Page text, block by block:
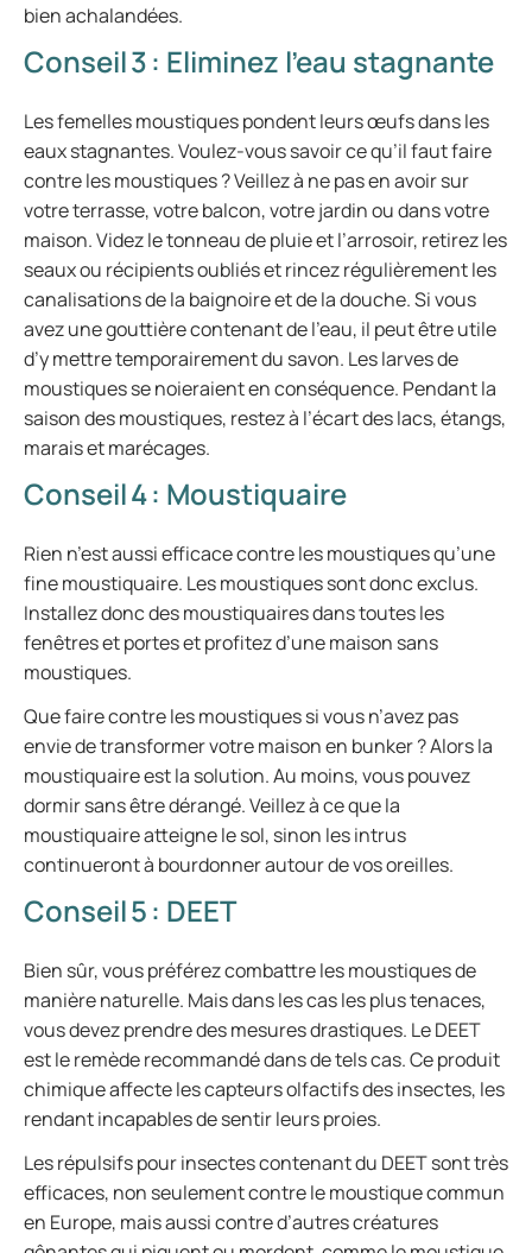
bien achalandées.
Conseil 3 : Eliminez l’eau stagnante
Les femelles moustiques pondent leurs œufs dans les
eaux stagnantes. Voulez-vous savoir ce qu’il faut faire
contre les moustiques ? Veillez à ne pas en avoir sur
votre terrasse, votre balcon, votre jardin ou dans votre
maison. Videz le tonneau de pluie et l’arrosoir, retirez les
seaux ou récipients oubliés et rincez régulièrement les
canalisations de la baignoire et de la douche. Si vous
avez une gouttière contenant de l’eau, il peut être utile
d’y mettre temporairement du savon. Les larves de
moustiques se noieraient en conséquence. Pendant la
saison des moustiques, restez à l’écart des lacs, étangs,
marais et marécages.
Conseil 4 : Moustiquaire
Rien n’est aussi efficace contre les moustiques qu’une
fine moustiquaire. Les moustiques sont donc exclus.
Installez donc des moustiquaires dans toutes les
fenêtres et portes et profitez d’une maison sans
moustiques.
Que faire contre les moustiques si vous n’avez pas
envie de transformer votre maison en bunker ? Alors la
moustiquaire est la solution. Au moins, vous pouvez
dormir sans être dérangé. Veillez à ce que la
moustiquaire atteigne le sol, sinon les intrus
continueront à bourdonner autour de vos oreilles.
Conseil 5 : DEET
Bien sûr, vous préférez combattre les moustiques de
manière naturelle. Mais dans les cas les plus tenaces,
vous devez prendre des mesures drastiques. Le DEET
est le remède recommandé dans de tels cas. Ce produit
chimique affecte les capteurs olfactifs des insectes, les
rendant incapables de sentir leurs proies.
Les répulsifs pour insectes contenant du DEET sont très
efficaces, non seulement contre le moustique commun
en Europe, mais aussi contre d’autres créatures